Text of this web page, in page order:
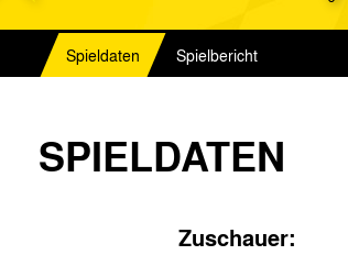
Spieldaten Spielbericht
SPIELDATEN
Zuschauer: